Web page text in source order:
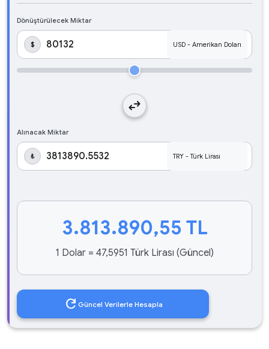
Dönüştürülecek Miktar
$
swap_horiz
Alınacak Miktar
₺
3.813.890,55 TL
1 Dolar = 47,5951 Türk Lirası (Güncel)
refresh Güncel Verilerle Hesapla